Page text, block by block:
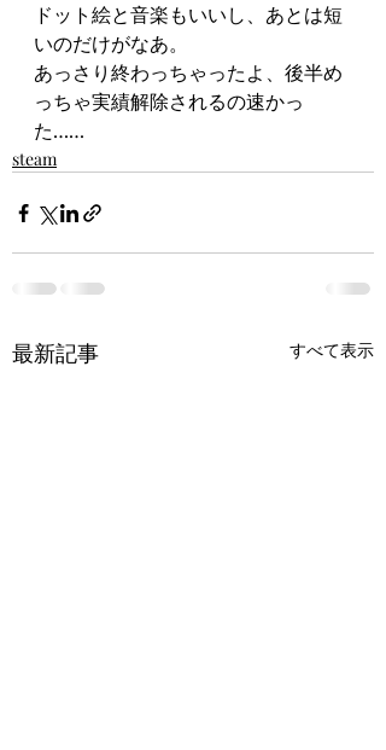
ドット絵と音楽もいいし、あとは短
いのだけがなあ。
あっさり終わっちゃったよ、後半め
っちゃ実績解除されるの速かっ
た……
steam
最新記事 すべて表示